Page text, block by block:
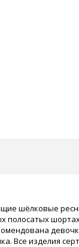
шёлковые
полосатых
Все изделия